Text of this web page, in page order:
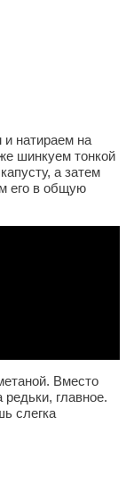
натираем на
шинкуем тонкой
а затем
его в общую
Вместо
главное.
слегка